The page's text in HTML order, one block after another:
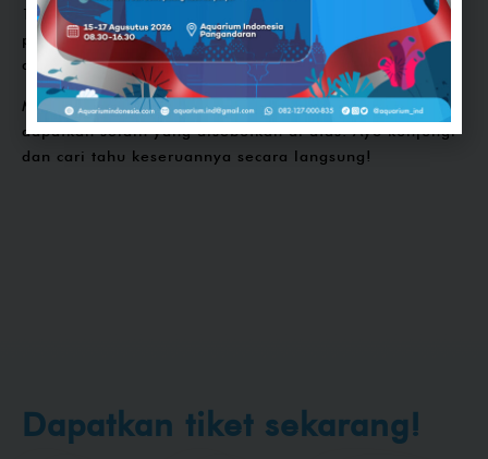
11.00 WIB atau 15.00 WIB untuk menyaksikan atraksi
penyelam memberikan pakan secara langsung yang
dipandu oleh dua orang presenter.
Masih banyak lagi pengalaman yang akan kamu
dapatkan selain yang disebutkan di atas. Ayo kunjungi
dan cari tahu keseruannya secara langsung!
Dapatkan tiket sekarang!